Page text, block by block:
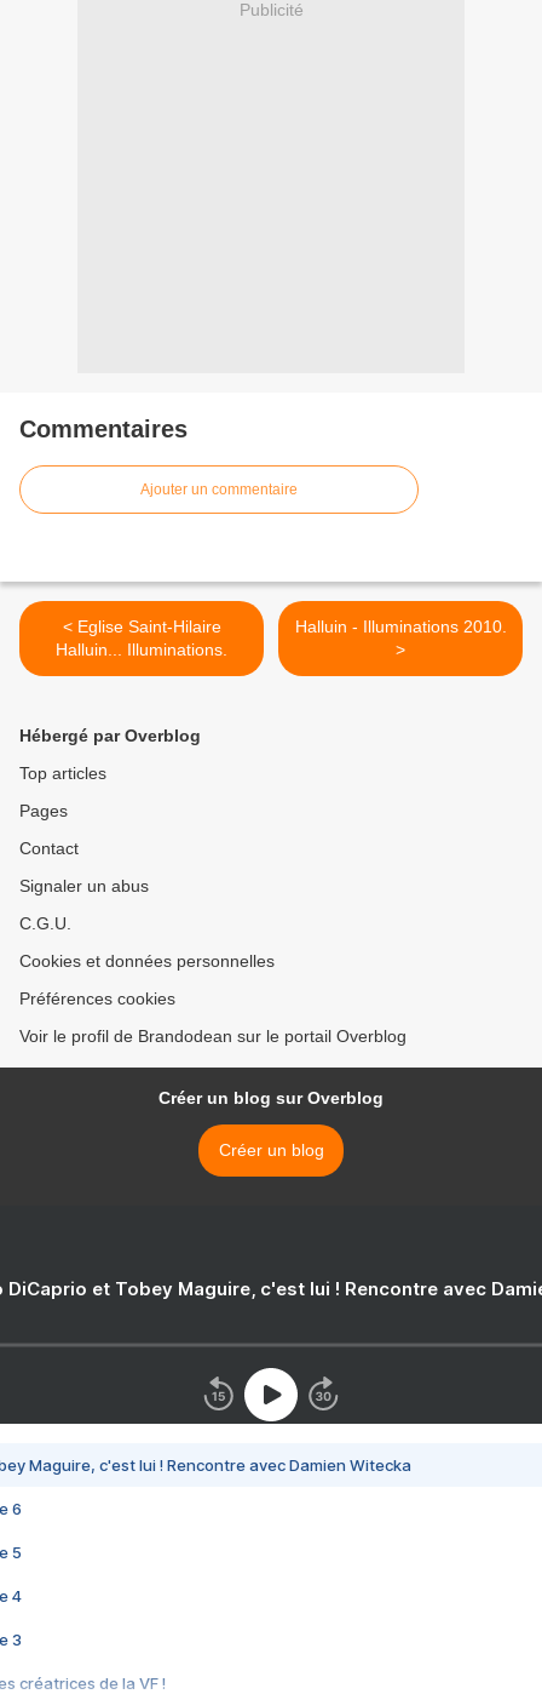
Publicité
Commentaires
Ajouter un commentaire
< Eglise Saint-Hilaire
Halluin... Illuminations.
Halluin - Illuminations 2010.
>
Hébergé par Overblog
Top articles
Pages
Contact
Signaler un abus
C.G.U.
Cookies et données personnelles
Préférences cookies
Voir le profil de Brandodean sur le portail Overblog
Créer un blog sur Overblog
Créer un blog
DiCaprio et Tobey Maguire, c'est lui ! Rencontre avec
Maguire, c'est lui ! Rencontre avec Damien Witecka
6
5
4
3
créatrices de la VF !